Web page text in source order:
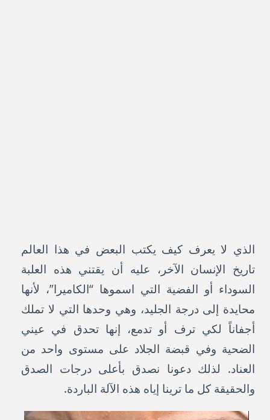
الذي لا يعرف كيف يكتب البعض في هذا العالم
تاريخ الإنسان الآخر، عليه أن يقتني هذه العلبة
السوداء أو الفضية التي اسموها “الكاميرا”، لأنها
محايدة إلى درجة الجليد، وهي وحدها التي لا تملك
أجفاناً لكي ترف أو تدمع، إنها تحدق في عيني
الضحية وفي قبضة الجلاد على مستوى واحد من
العناد. لذلك دعونا نصدق بأعلى درجات الصدق
والحقيقة كل ما ترينا إياه هذه الآلة الباردة.